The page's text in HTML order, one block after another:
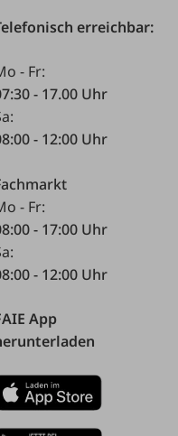
erreichbar:
- Fr:
- 17.00 Uhr
- 12:00 Uhr
- Fr:
- 17:00 Uhr
- 12:00 Uhr
App